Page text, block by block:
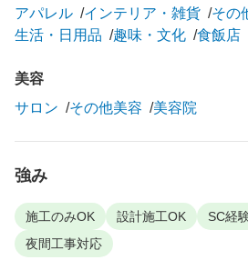
アパレル
インテリア・雑貨
その
生活・日用品
趣味・文化 食飯店
美容
サロン
その他美容 美容院
強み
施工のみOK 設計施工OK SC経
夜間工事対応